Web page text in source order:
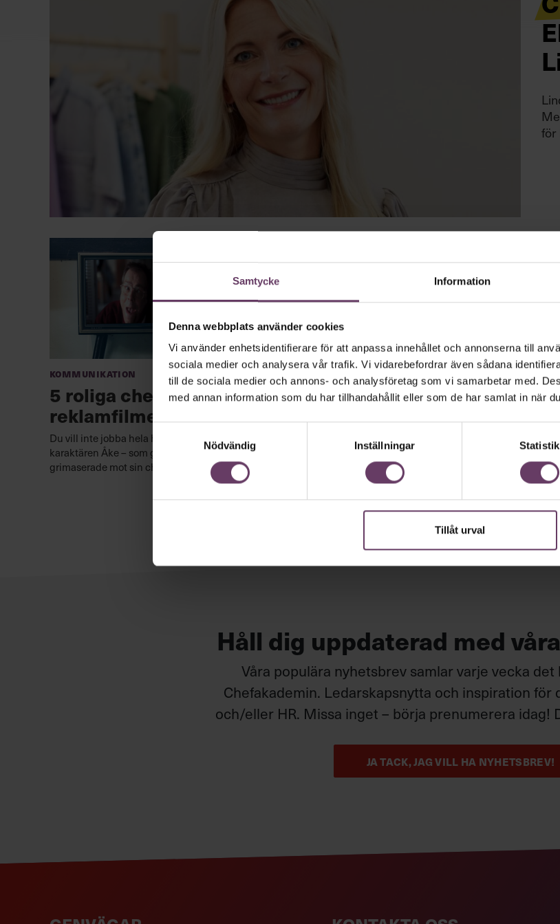
Samtycke Information
Denna webbplats använder cookies
Vi använder enhetsidentifierare för att anpassa innehållet och annonserna till
sociala medier och analysera vår trafik. Vi vidarebefordrar även sådana
till de sociala medier och annons- och analysföretag som vi samarbetar med.
med annan information som du har tillhandahållit eller som de har samlat in när
Nödvändig
Inställningar Statistik
Tillåt urval
för
Kommunikation
5 roliga chefer från svenska
reklamfilmer vi minns
Du vill inte jobba hela helgen. Det ville inte heller
karaktären Åke – som gick till historien när han
grimaserade mot sin chef i en lottoreklam.
Håll dig uppdaterad med
Våra populära nyhetsbrev samlar varje vecka
Chefakademin. Ledarskapsnytta och inspiration för
och/eller HR. Missa inget – börja prenumerera idag!
JA TACK, JAG VILL HA NYHETSBREV!